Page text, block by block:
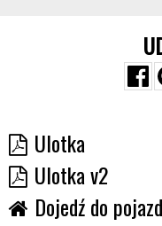
Ulotka
Ulotka v2
Dojedź do